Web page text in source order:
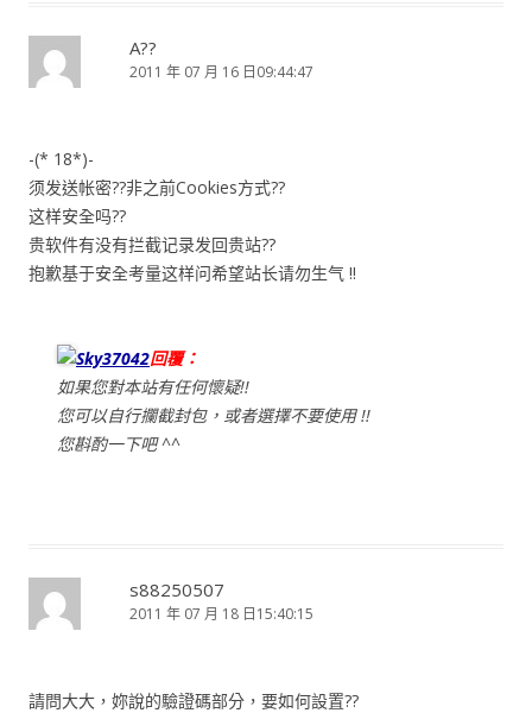
A??
2011 年 07 月 16 日09:44:47
-(* 18*)-
须发送帐密??非之前Cookies方式??
这样安全吗??
贵软件有没有拦截记录发回贵站??
抱歉基于安全考量这样问希望站长请勿生气 !!
Sky37042回覆：
如果您對本站有任何懷疑!!
您可以自行攔截封包，或者選擇不要使用 !!
您斟酌一下吧 ^^
s88250507
2011 年 07 月 18 日15:40:15
請問大大，妳說的驗證碼部分，要如何設置??